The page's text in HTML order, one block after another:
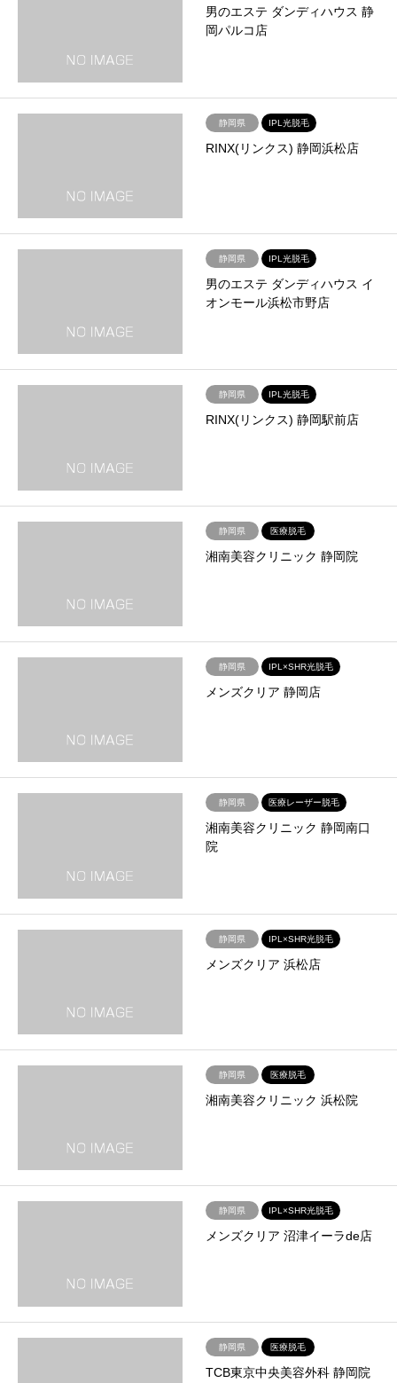
男のエステ ダンディハウス 静
岡パルコ店
静岡県 IPL光脱毛
RINX(リンクス) 静岡浜松店
静岡県 IPL光脱毛
男のエステ ダンディハウス イ
オンモール浜松市野店
静岡県 IPL光脱毛
RINX(リンクス) 静岡駅前店
静岡県 医療脱毛
湘南美容クリニック 静岡院
静岡県 IPL×SHR光脱毛
メンズクリア 静岡店
静岡県 医療レーザー脱毛
湘南美容クリニック 静岡南口
院
静岡県 IPL×SHR光脱毛
メンズクリア 浜松店
静岡県 医療脱毛
湘南美容クリニック 浜松院
静岡県 IPL×SHR光脱毛
メンズクリア 沼津イーラde店
静岡県 医療脱毛
TCB東京中央美容外科 静岡院